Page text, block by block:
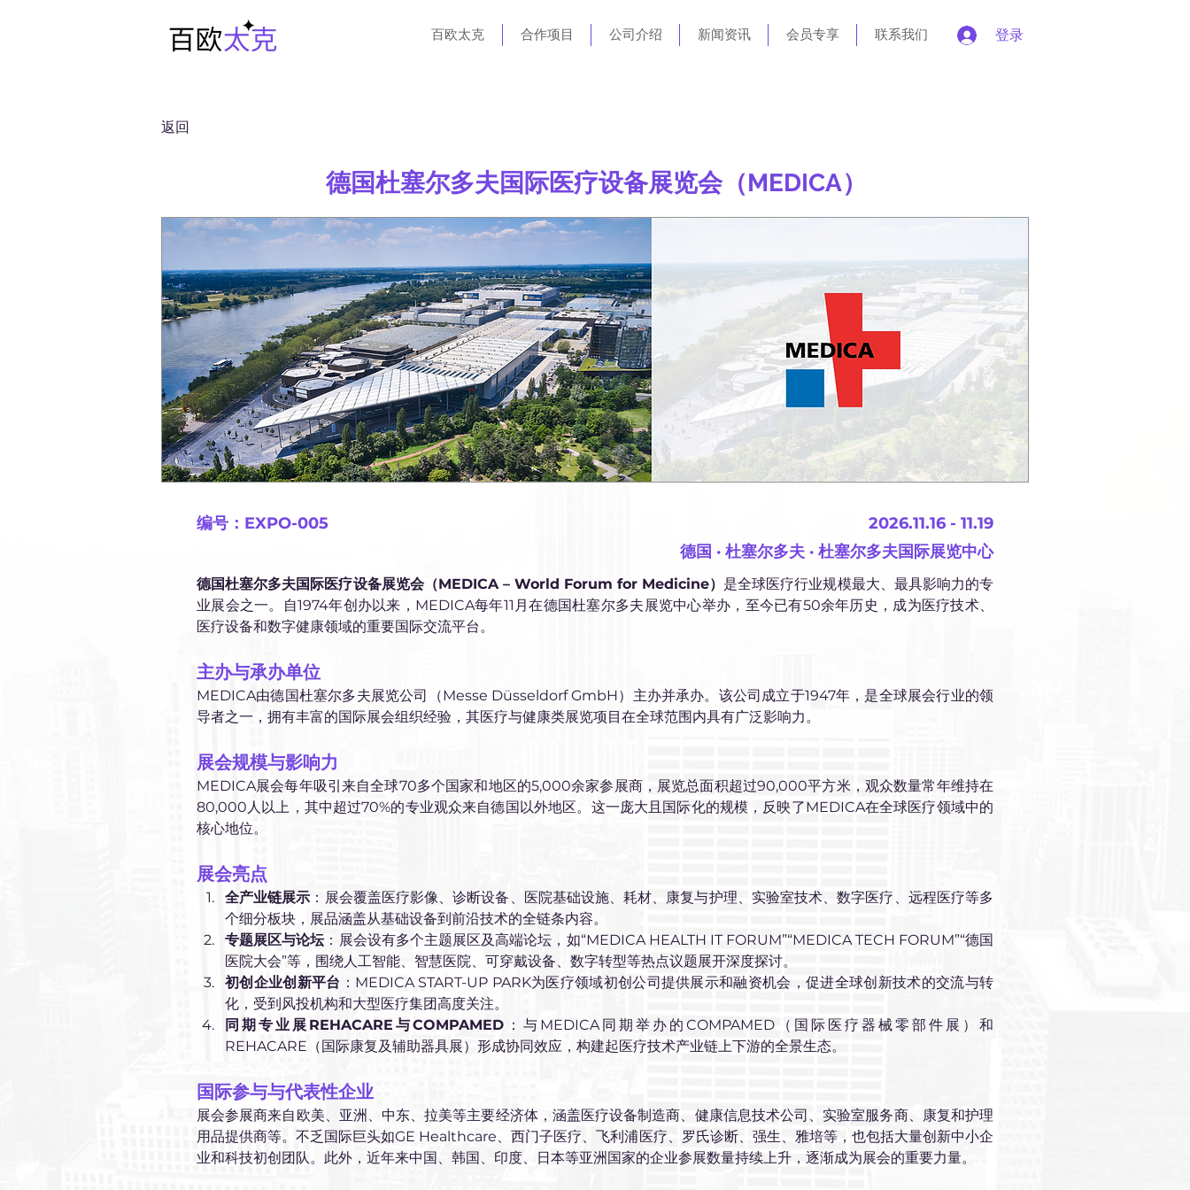
百欧太克 合作项目 公司介绍 新闻资讯 会员专享 联系我们 登录
返回
德国杜塞尔多夫国际医疗设备展览会（MEDICA）
编号：EXPO-005
2026.11.16 - 11.19
德国 · 杜塞尔多夫 · 杜塞尔多夫国际展览中心
德国杜塞尔多夫国际医疗设备展览会（MEDICA – World Forum for Medicine） 是全球医疗行业规模最大、最具影响力的专
业展会之一。自1974年创办以来，MEDICA每年11月在德国杜塞尔多夫展览中心举办，至今已有50余年历史，成为医疗技术、
医疗设备和数字健康领域的重要国际交流平台。
主办与承办单位
MEDICA由德国杜塞尔多夫展览公司（Messe Düsseldorf GmbH）主办并承办。该公司成立于1947年，是全球展会行业的领
导者之一，拥有丰富的国际展会组织经验，其医疗与健康类展览项目在全球范围内具有广泛影响力。
展会规模与影响力
MEDICA展会每年吸引来自全球70多个国家和地区的5,000余家参展商，展览总面积超过90,000平方米，观众数量常年维持在
80,000人以上，其中超过70%的专业观众来自德国以外地区。这一庞大且国际化的规模，反映了MEDICA在全球医疗领域中的
核心地位。
展会亮点
全产业链展示 ：展会覆盖医疗影像、诊断设备、医院基础设施、耗材、康复与护理、实验室技术、数字医疗、远程医疗等多
个细分板块，展品涵盖从基础设备到前沿技术的全链条内容。
专题展区与论坛：展会设有多个主题展区及高端论坛，如“MEDICA HEALTH IT FORUM”“MEDICA TECH FORUM”“德国
医院大会”等，围绕人工智能、智慧医院、可穿戴设备、数字转型等热点议题展开深度探讨。
初创企业创新平台 ：MEDICA START-UP PARK为医疗领域初创公司提供展示和融资机会，促进全球创新技术的交流与转
化，受到风投机构和大型医疗集团高度关注。
同期专业展REHACARE与COMPAMED ：与MEDICA同期举办的COMPAMED（国际医疗器械零部件展）和
REHACARE（国际康复及辅助器具展）形成协同效应，构建起医疗技术产业链上下游的全景生态。
国际参与与代表性企业
展会参展商来自欧美、亚洲、中东、拉美等主要经济体，涵盖医疗设备制造商、健康信息技术公司、实验室服务商、康复和护理
用品提供商等。不乏国际巨头如GE Healthcare、西门子医疗、飞利浦医疗、罗氏诊断、强生、雅培等，也包括大量创新中小企
业和科技初创团队。此外，近年来中国、韩国、印度、日本等亚洲国家的企业参展数量持续上升，逐渐成为展会的重要力量。